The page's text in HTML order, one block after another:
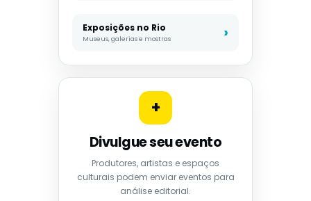
Exposições no Rio
Museus, galerias e mostras
+
Divulgue seu evento
Produtores, artistas e espaços
culturais podem enviar eventos para
análise editorial.